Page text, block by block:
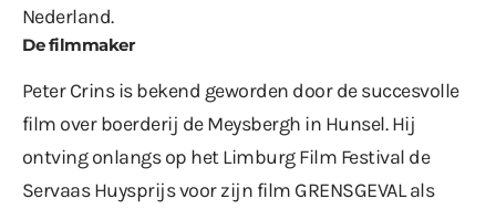
Nederland.
De filmmaker
Peter Crins is bekend geworden door de succesvolle
film over boerderij de Meysbergh in Hunsel. Hij
ontving onlangs op het Limburg Film Festival de
Servaas Huysprijs voor zijn film GRENSGEVAL als